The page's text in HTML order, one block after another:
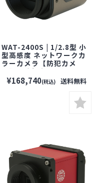
WAT-2400S | 1/2.8型 小
型高感度 ネットワークカ
ラーカメラ【防犯カメ
ラ】【監視カメラ】【小
型カメラ】【セキュリティ
ーカメラ】【WATEC】
¥168,740(税込) 送料無料